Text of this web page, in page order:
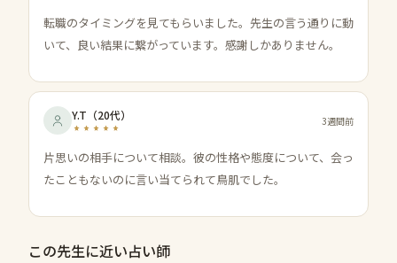
転職のタイミングを見てもらいました。先生の言う通りに動
いて、良い結果に繋がっています。感謝しかありません。
Y.T （20代） 3週間前
片思いの相手について相談。彼の性格や態度について、会っ
たこともないのに言い当てられて鳥肌でした。
この先生に近い占い師